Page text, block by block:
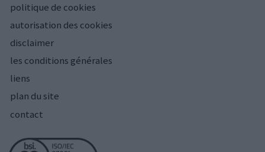
politique de cookies
autorisation des cookies
disclaimer
les conditions générales
liens
plan du site
contact